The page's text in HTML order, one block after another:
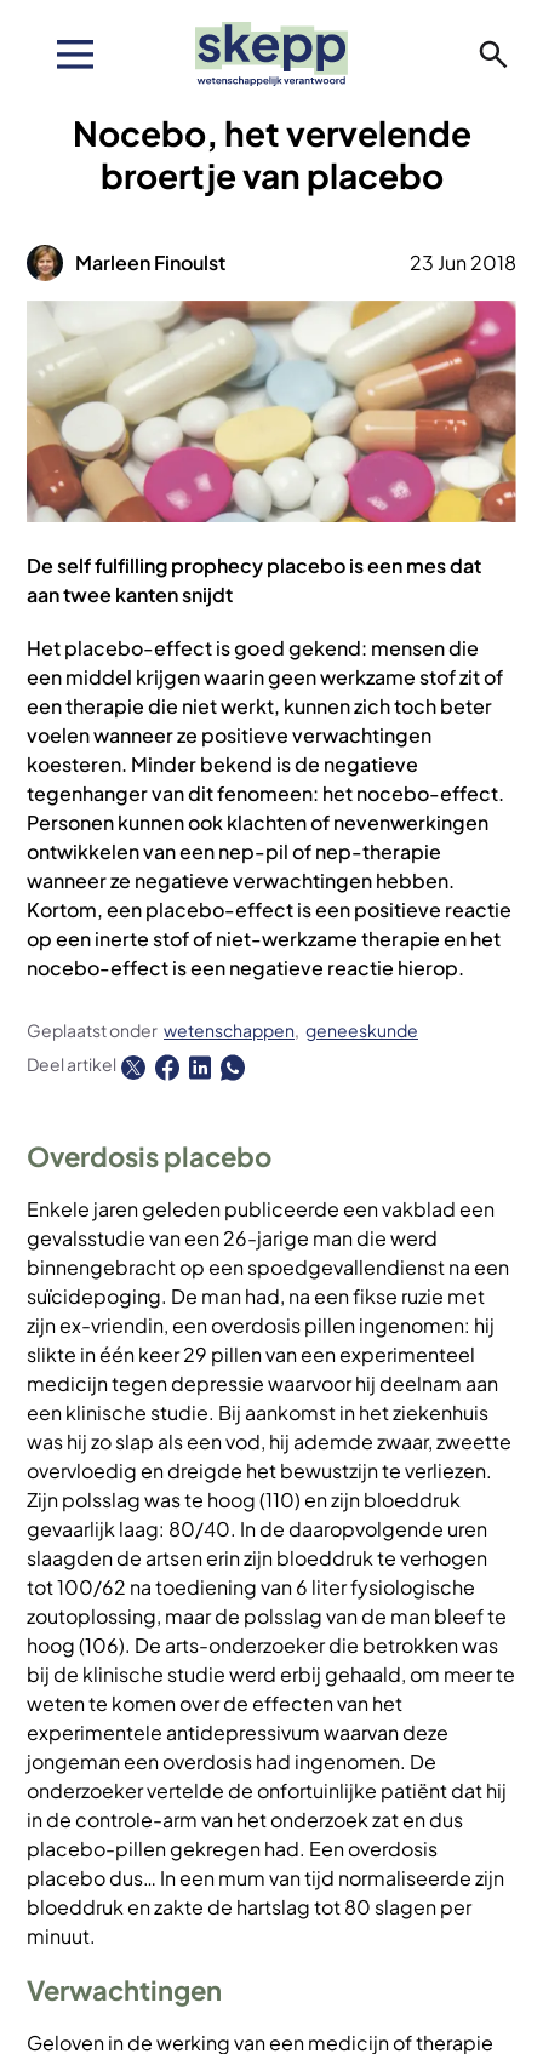
Nocebo, het vervelende
broertje van placebo
Afbeelding
Marleen Finoulst 23 Jun 2018
Afbeelding
De self fulfilling prophecy placebo is een mes dat
aan twee kanten snijdt
Het placebo-effect is goed gekend: mensen die
een middel krijgen waarin geen werkzame stof zit of
een therapie die niet werkt, kunnen zich toch beter
voelen wanneer ze positieve verwachtingen
koesteren. Minder bekend is de negatieve
tegenhanger van dit fenomeen: het nocebo-effect.
Personen kunnen ook klachten of nevenwerkingen
ontwikkelen van een nep-pil of nep-therapie
wanneer ze negatieve verwachtingen hebben.
Kortom, een placebo-effect is een positieve reactie
op een inerte stof of niet-werkzame therapie en het
nocebo-effect is een negatieve reactie hierop.
Geplaatst onder wetenschappen geneeskunde
Deel artikel
Overdosis placebo
Enkele jaren geleden publiceerde een vakblad een
gevalsstudie van een 26-jarige man die werd
binnengebracht op een spoedgevallendienst na een
suïcidepoging. De man had, na een fikse ruzie met
zijn ex-vriendin, een overdosis pillen ingenomen: hij
slikte in één keer 29 pillen van een experimenteel
medicijn tegen depressie waarvoor hij deelnam aan
een klinische studie. Bij aankomst in het ziekenhuis
was hij zo slap als een vod, hij ademde zwaar, zweette
overvloedig en dreigde het bewustzijn te verliezen.
Zijn polsslag was te hoog (110) en zijn bloeddruk
gevaarlijk laag: 80/40. In de daaropvolgende uren
slaagden de artsen erin zijn bloeddruk te verhogen
tot 100/62 na toediening van 6 liter fysiologische
zoutoplossing, maar de polsslag van de man bleef te
hoog (106). De arts-onderzoeker die betrokken was
bij de klinische studie werd erbij gehaald, om meer te
weten te komen over de effecten van het
experimentele antidepressivum waarvan deze
jongeman een overdosis had ingenomen. De
onderzoeker vertelde de onfortuinlijke patiënt dat hij
in de controle-arm van het onderzoek zat en dus
placebo-pillen gekregen had. Een overdosis
placebo dus… In een mum van tijd normaliseerde zijn
bloeddruk en zakte de hartslag tot 80 slagen per
minuut.
Verwachtingen
Geloven in de werking van een medicijn of therapie